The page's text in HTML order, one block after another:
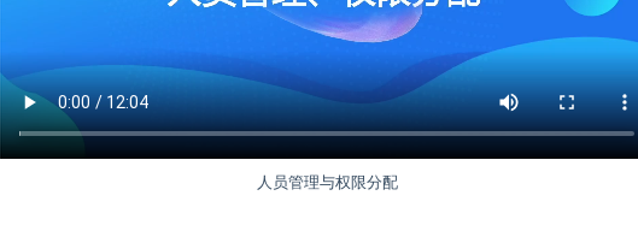
人员管理与权限分配